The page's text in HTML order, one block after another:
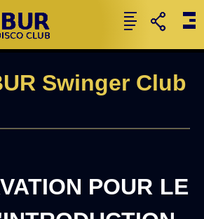
Swinger Club
POUR LE